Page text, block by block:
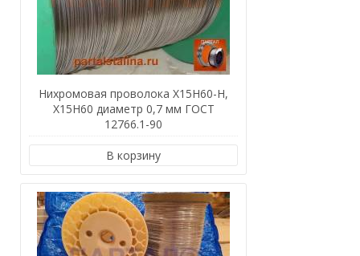
Нихромовая проволока Х15Н60-Н,
Х15Н60 диаметр 0,7 мм ГОСТ
12766.1-90
В корзину